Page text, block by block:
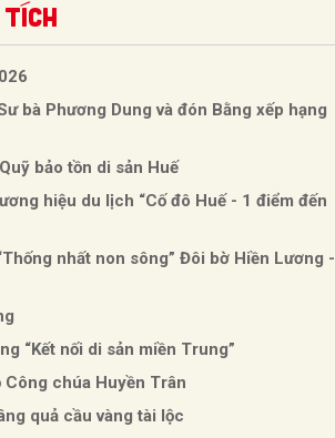
tích
bà Phương Dung và đón Bằng xếp hạng
bảo tồn di sản Huế
hiệu du lịch “Cố đô Huế - 1 điểm đến
nhất non sông” Đôi bờ Hiền Lương -
“Kết nối di sản miền Trung”
Công chúa Huyền Trân
quả cầu vàng tài lộc